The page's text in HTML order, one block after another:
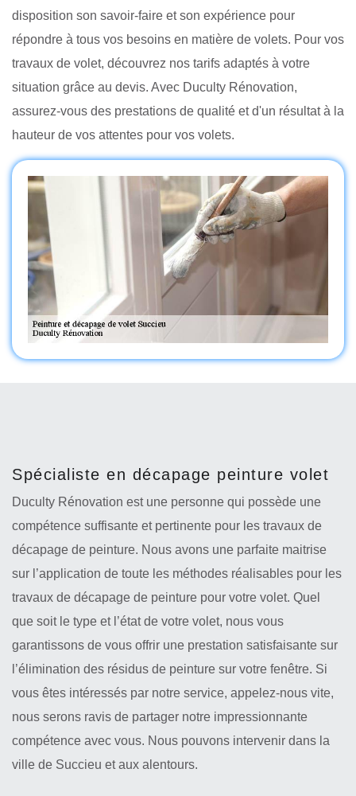
disposition son savoir-faire et son expérience pour
répondre à tous vos besoins en matière de volets. Pour vos
travaux de volet, découvrez nos tarifs adaptés à votre
situation grâce au devis. Avec Duculty Rénovation,
assurez-vous des prestations de qualité et d'un résultat à la
hauteur de vos attentes pour vos volets.
Spécialiste en décapage peinture volet
Duculty Rénovation est une personne qui possède une
compétence suffisante et pertinente pour les travaux de
décapage de peinture. Nous avons une parfaite maitrise
sur l’application de toute les méthodes réalisables pour les
travaux de décapage de peinture pour votre volet. Quel
que soit le type et l’état de votre volet, nous vous
garantissons de vous offrir une prestation satisfaisante sur
l’élimination des résidus de peinture sur votre fenêtre. Si
vous êtes intéressés par notre service, appelez-nous vite,
nous serons ravis de partager notre impressionnante
compétence avec vous. Nous pouvons intervenir dans la
ville de Succieu et aux alentours.